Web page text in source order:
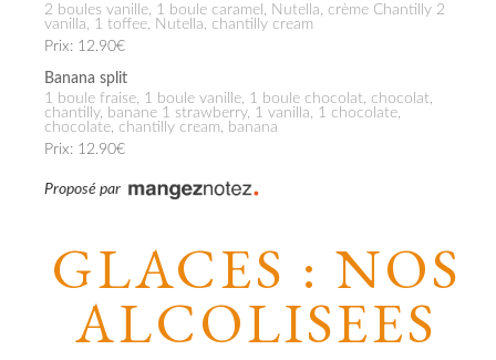
2 boules vanille, 1 boule caramel, Nutella, crème Chantilly 2
vanilla, 1 toffee, Nutella, chantilly cream
Prix: 12.90€
Banana split
1 boule fraise, 1 boule vanille, 1 boule chocolat, chocolat,
chantilly, banane 1 strawberry, 1 vanilla, 1 chocolate,
chocolate, chantilly cream, banana
Prix: 12.90€
Proposé par
GLACES : NOS
ALCOLISEES